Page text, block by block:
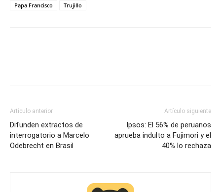
Papa Francisco Trujillo
Artículo anterior
Difunden extractos de
interrogatorio a Marcelo
Odebrecht en Brasil
Artículo siguiente
Ipsos: El 56% de peruanos
aprueba indulto a Fujimori y el
40% lo rechaza